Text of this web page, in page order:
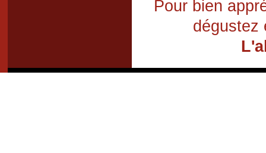
Pour bien
dégustez